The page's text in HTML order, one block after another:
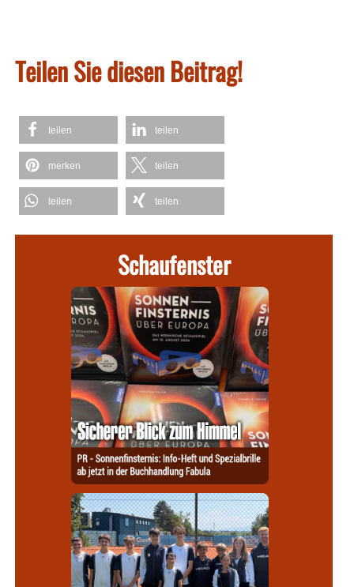
Teilen Sie diesen Beitrag!
teilen teilen
merken teilen
teilen teilen
Schaufenster